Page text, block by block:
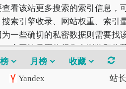
看该站更多搜索的索引信息，
索引擎收录、网站权重、索
一些确切的私密数据则需要找
个网站是否值得您去浏览和
。
月榜
收藏
Yandex 站